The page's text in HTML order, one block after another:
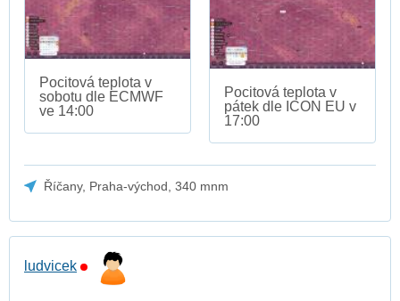
Pocitová teplota v
sobotu dle ECMWF
ve 14:00
Pocitová teplota v
pátek dle ICON EU v
17:00
Říčany, Praha-východ, 340 mnm
ludvicek